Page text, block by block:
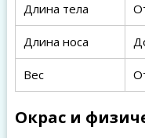
Длина тела
Длина носа
Вес
Окрас и